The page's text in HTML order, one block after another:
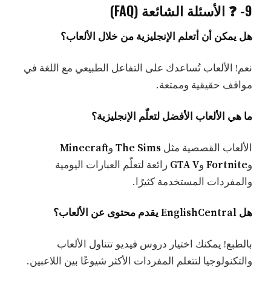
9- ❓ الأسئلة الشائعة (FAQ)
هل يمكن أن أتعلم الإنجليزية من خلال الألعاب؟
نعم! الألعاب تُساعدك على التفاعل الطبيعي مع اللغة في
مواقف حقيقية وممتعة.
ما هي الألعاب الأفضل لتعلّم الإنجليزية؟
الألعاب القصصية مثلThe Sims وMinecraft
وFortnite وGTA V رائعة لتعلّم العبارات اليومية
والمفردات المستخدمة كثيرًا.
هل EnglishCentral يقدم محتوى عن الألعاب؟
بالطبع! يمكنك اختيار دروس فيديو تتناول الألعاب
والتكنولوجيا لتتعلم المفردات الأكثر شيوعًا بين اللاعبين.